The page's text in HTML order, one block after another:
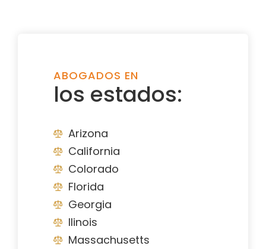
ABOGADOS EN
los estados:
Arizona
California
Colorado
Florida
Georgia
Ilinois
Massachusetts